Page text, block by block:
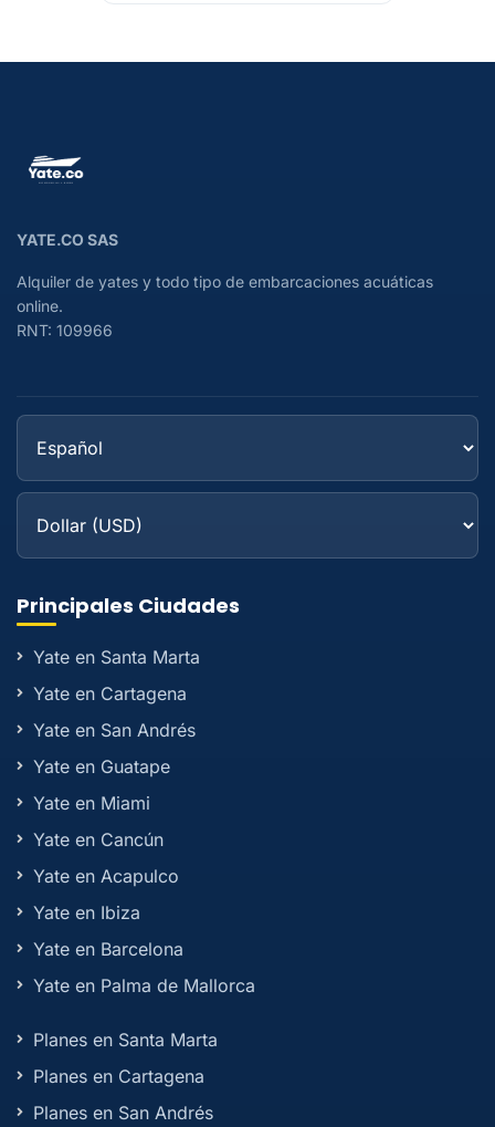
YATE.CO SAS
Alquiler de yates y todo tipo de embarcaciones acuáticas
online.
RNT: 109966
Principales Ciudades
Yate en Santa Marta
Yate en Cartagena
Yate en San Andrés
Yate en Guatape
Yate en Miami
Yate en Cancún
Yate en Acapulco
Yate en Ibiza
Yate en Barcelona
Yate en Palma de Mallorca
Planes en Santa Marta
Planes en Cartagena
Planes en San Andrés